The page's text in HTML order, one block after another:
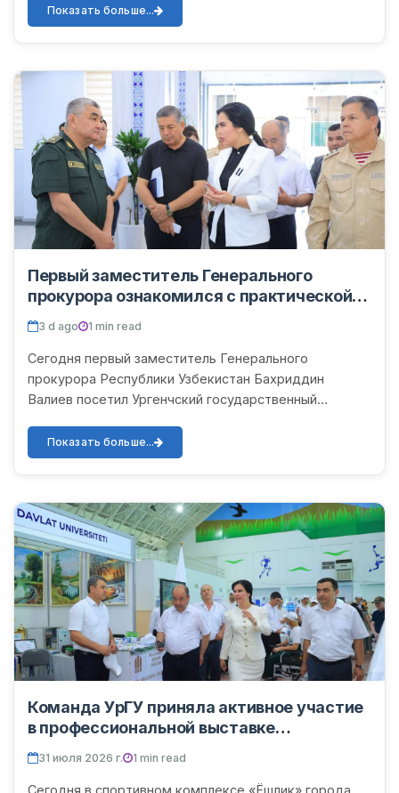
встречи...
Показать больше...
Первый заместитель Генерального
прокурора ознакомился с практической
работой по концепции безопасной зоны в
УрГУ
3 d ago 1 min read
Сегодня первый заместитель Генерального
прокурора Республики Узбекистан Бахриддин
Валиев посетил Ургенчский государственный
презентацией о работе, проводимо...
Показать больше...
Команда УрГУ приняла активное участие
в профессиональной выставке
«TalabaExpo–2026»
31 июля 2026 г. 1 min read
Сегодня в спортивном комплексе «Ёшлик» города